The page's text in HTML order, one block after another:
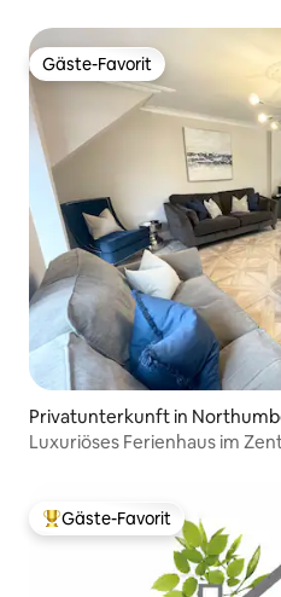
Gäste-Favorit
Gäste-Favorit
Privatunterkunft in
Luxuriöses Ferienhaus im
Beliebter Gäste-Favorit.
Gäste-Favorit